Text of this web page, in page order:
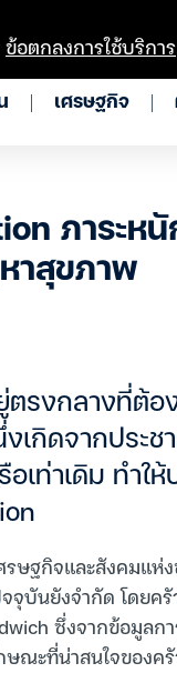
เศรษฐกิจ
ภาระห
าสุขภาพ
ตรงกลางที่ต้
เกิดจากประช
ท่าเดิม ทำให้
ษฐกิจและสังคมแ
จุบันยังจำกัด โดยค
ซึ่งจากข้อมูลก
ณะที่น่าสนใจของค
ข้อตกลงการใช้บริการ